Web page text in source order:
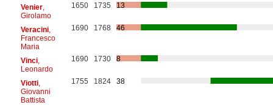
Venier,
Girolamo
1650 1735 13
Veracini,
Francesco
Maria
1690 1768 46
Vinci,
Leonardo
1690 1730 8
Viotti,
Giovanni
Battista
1755 1824 38